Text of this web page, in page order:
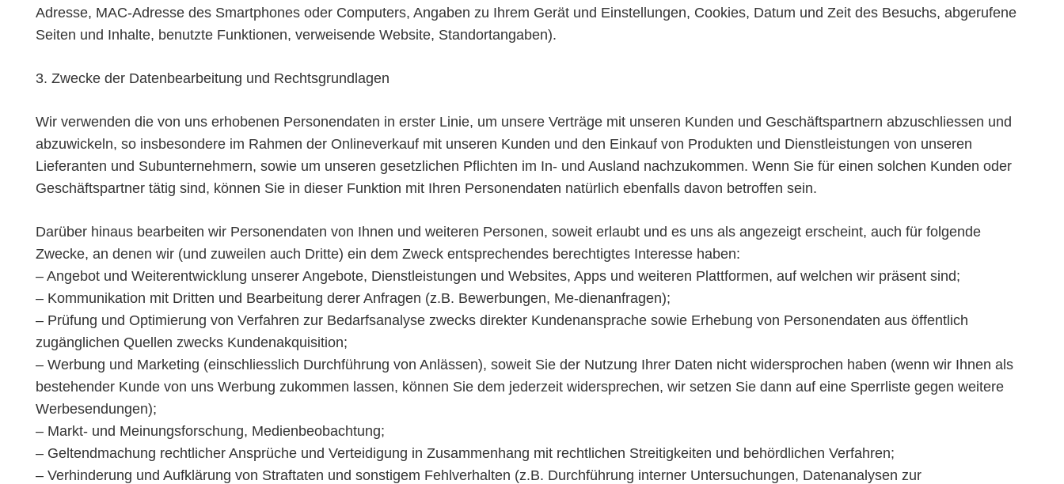
Adresse, MAC-Adresse des Smartphones oder Computers, Angaben zu Ihrem Gerät und Einstellungen, Cookies, Datum und Zeit des Besuchs, abgerufene
Seiten und Inhalte, benutzte Funktionen, verweisende Website, Standortangaben).
3. Zwecke der Datenbearbeitung und Rechtsgrundlagen
Wir verwenden die von uns erhobenen Personendaten in erster Linie, um unsere Verträge mit unseren Kunden und Geschäftspartnern abzuschliessen und
abzuwickeln, so insbesondere im Rahmen der Onlineverkauf mit unseren Kunden und den Einkauf von Produkten und Dienstleistungen von unseren
Lieferanten und Subunternehmern, sowie um unseren gesetzlichen Pflichten im In- und Ausland nachzukommen. Wenn Sie für einen solchen Kunden oder
Geschäftspartner tätig sind, können Sie in dieser Funktion mit Ihren Personendaten natürlich ebenfalls davon betroffen sein.
Darüber hinaus bearbeiten wir Personendaten von Ihnen und weiteren Personen, soweit erlaubt und es uns als angezeigt erscheint, auch für folgende
Zwecke, an denen wir (und zuweilen auch Dritte) ein dem Zweck entsprechendes berechtigtes Interesse haben:
– Angebot und Weiterentwicklung unserer Angebote, Dienstleistungen und Websites, Apps und weiteren Plattformen, auf welchen wir präsent sind;
– Kommunikation mit Dritten und Bearbeitung derer Anfragen (z.B. Bewerbungen, Me-dienanfragen);
– Prüfung und Optimierung von Verfahren zur Bedarfsanalyse zwecks direkter Kundenansprache sowie Erhebung von Personendaten aus öffentlich
zugänglichen Quellen zwecks Kundenakquisition;
– Werbung und Marketing (einschliesslich Durchführung von Anlässen), soweit Sie der Nutzung Ihrer Daten nicht widersprochen haben (wenn wir Ihnen als
bestehender Kunde von uns Werbung zukommen lassen, können Sie dem jederzeit widersprechen, wir setzen Sie dann auf eine Sperrliste gegen weitere
Werbesendungen);
– Markt- und Meinungsforschung, Medienbeobachtung;
– Geltendmachung rechtlicher Ansprüche und Verteidigung in Zusammenhang mit rechtlichen Streitigkeiten und behördlichen Verfahren;
– Verhinderung und Aufklärung von Straftaten und sonstigem Fehlverhalten (z.B. Durchführung interner Untersuchungen, Datenanalysen zur